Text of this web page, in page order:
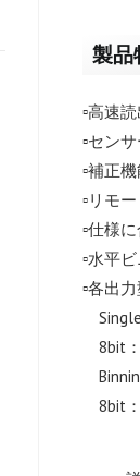
製品
▫高速
▫セン
▫補正
▫リモ
▫仕様
▫水平
▫各出
8bit：
8bit：